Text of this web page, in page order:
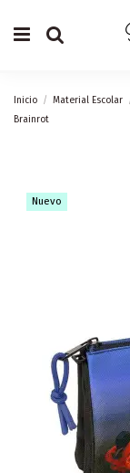
Inicio Material Escolar
Brainrot
Nuevo